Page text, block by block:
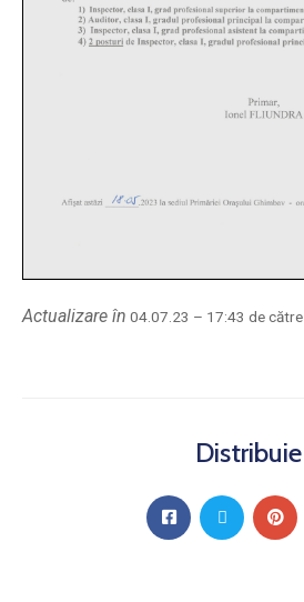
Actualizare în 04.07.23 – 17:43 de către
Distribuie